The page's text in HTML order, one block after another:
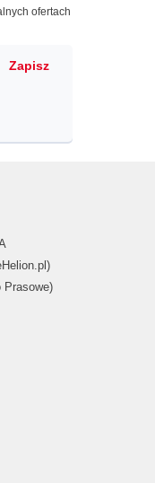
ofertach
Zapisz
Prasowe)